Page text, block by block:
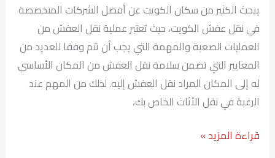
يبحث الكثير من سكان الكويت عن أفضل الشركات المتخصصة
في نقل عفش الكويت، حيث تعتبر عملية نقل العفش من
العمليات الصعبة والمهمة التي يجب أن تتم وفقا للعديد من
المعايير التي تضمن سلامة نقل العفش من المكان الأساسي
له إلى المكان المراد نقل العفش إليه. لذلك من المهم عند
الرغبة في نقل الأثاث الخاص بك،
قراءة المزيد »